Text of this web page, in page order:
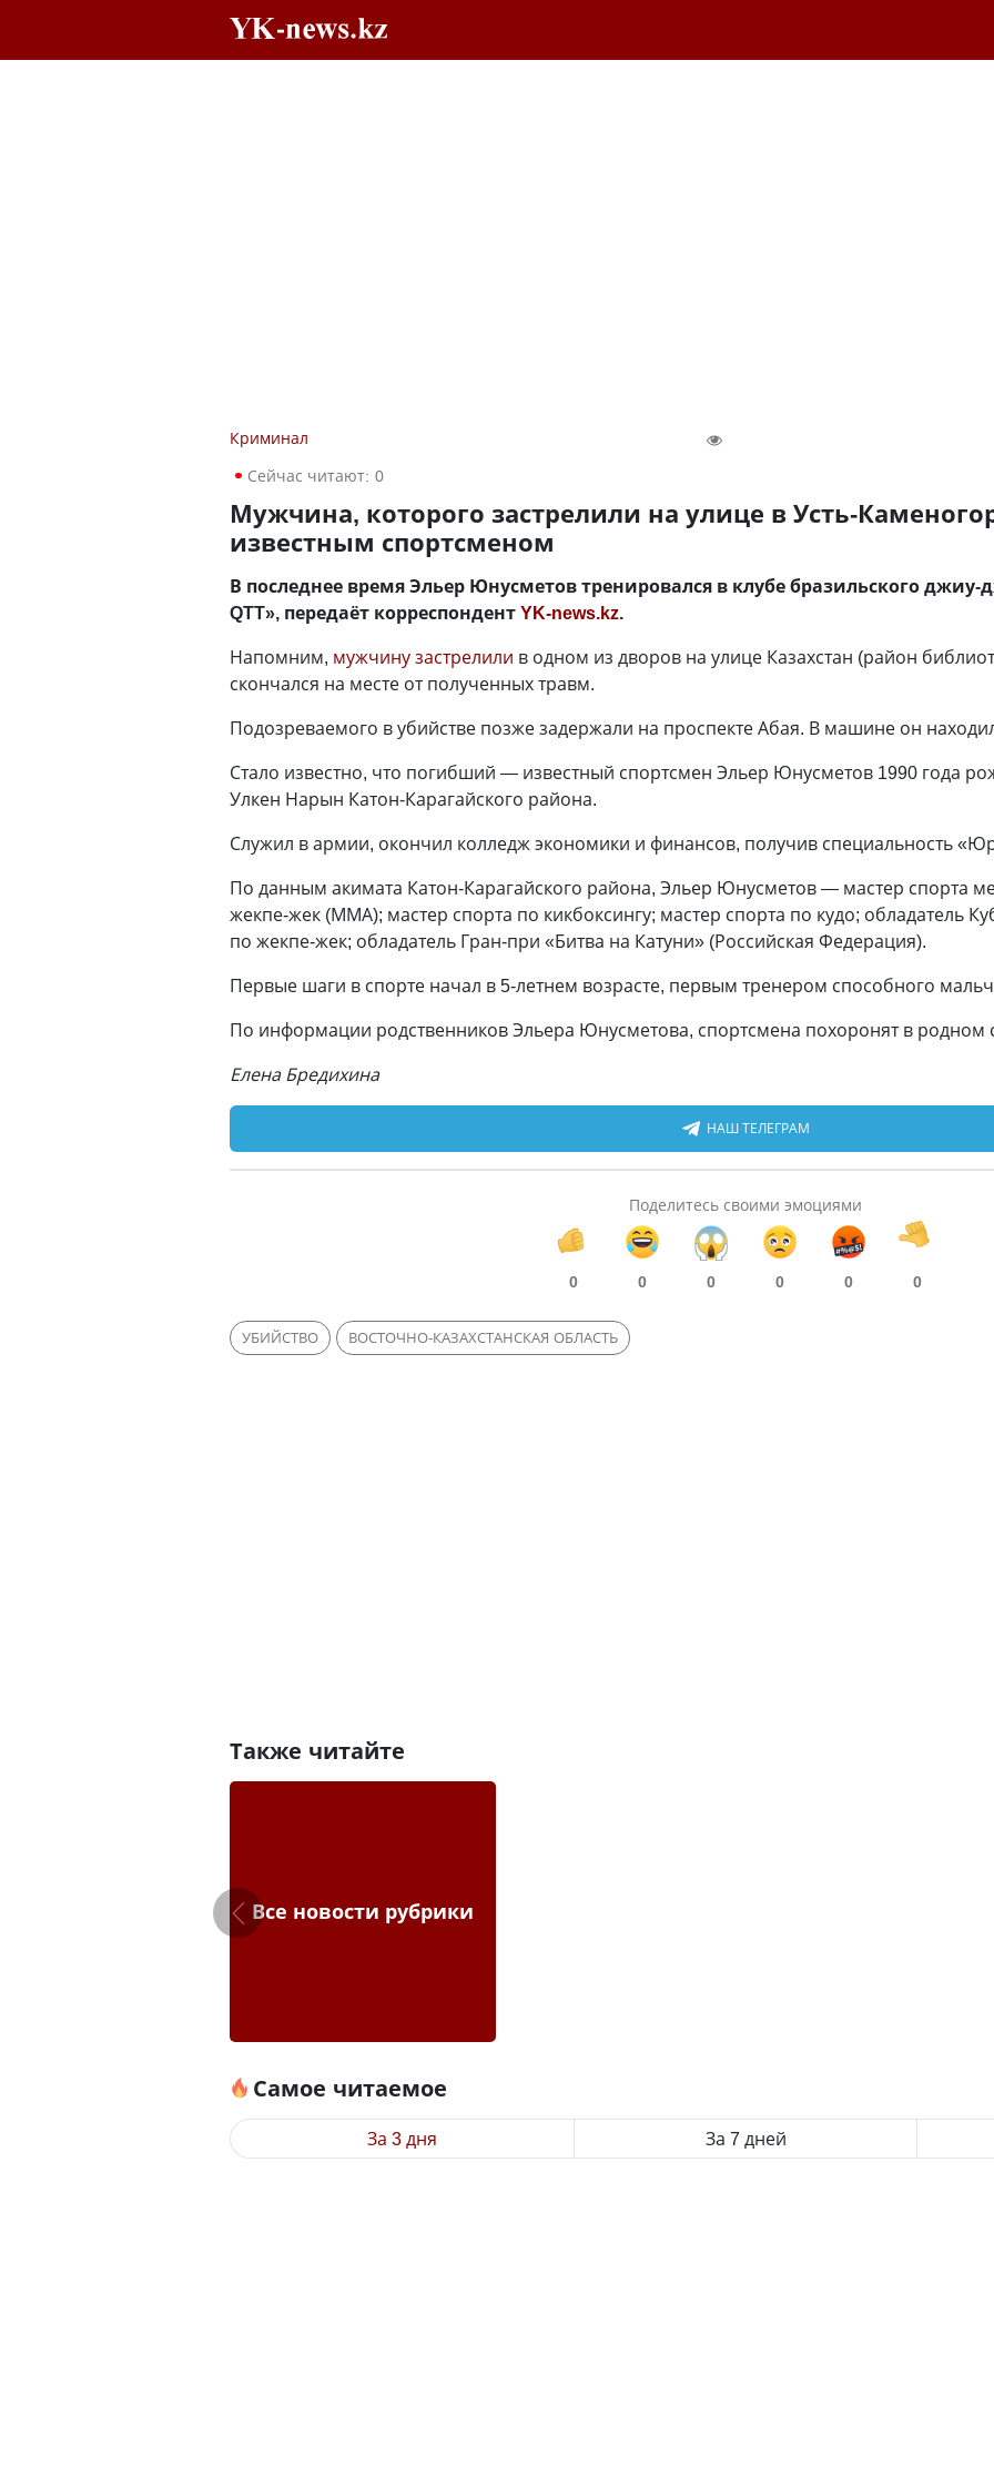
Криминал
Сейчас читают: 0
Мужчина, которого застрелили на улице в Усть-
известным спортсменом
В последнее время Эльер Юнусметов тренировался в клубе бразильского джиу-
QTT», передаёт корреспондентYK-news.kz.
Напомним, мужчину застрелили в одном из дворов на улице Казахстан (район
скончался на месте от полученных травм.
Подозреваемого в убийстве позже задержали на проспекте Абая. В машине он
Стало известно, что погибший — известный спортсмен Эльер Юнусметов 1990 года
Улкен Нарын Катон-Карагайского района.
Служил в армии, окончил колледж экономики и финансов, получив специальность
По данным акимата Катон-Карагайского района, Эльер Юнусметов — мастер спорта
жекпе-жек (ММА); мастер спорта по кикбоксингу; мастер спорта по кудо; обладатель
по жекпе-жек; обладатель Гран-при «Битва на Катуни» (Российская Федерация).
Первые шаги в спорте начал в 5-летнем возрасте, первым тренером способного
По информации родственников Эльера Юнусметова, спортсмена похоронят в родном
Елена Бредихина
НАШ ТЕЛЕГРАМ
Поделитесь своими эмоциями
0 0 0 0 0 0
УБИЙСТВО ВОСТОЧНО-КАЗАХСТАНСКАЯ ОБЛАСТЬ
Также читайте
Все новости рубрики
Самое читаемое
За 3 дня За 7 дней